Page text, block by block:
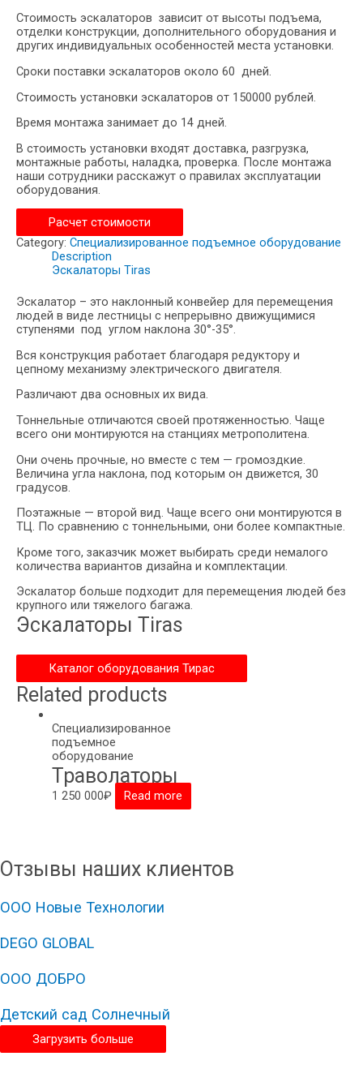
Стоимость эскалаторов зависит от высоты подъема,
отделки конструкции, дополнительного оборудования и
других индивидуальных особенностей места установки.
Сроки поставки эскалаторов около 60 дней.
Стоимость установки эскалаторов от 150000 рублей.
Время монтажа занимает до 14 дней.
В стоимость установки входят доставка, разгрузка,
монтажные работы, наладка, проверка. После монтажа
наши сотрудники расскажут о правилах эксплуатации
оборудования.
Расчет стоимости
Category: Специализированное подъемное оборудование
Description
Эскалаторы Tiras
Эскалатор – это наклонный конвейер для перемещения
людей в виде лестницы с непрерывно движущимися
ступенями под углом наклона 30°-35°.
Вся конструкция работает благодаря редуктору и
цепному механизму электрического двигателя.
Различают два основных их вида.
Тоннельные отличаются своей протяженностью. Чаще
всего они монтируются на станциях метрополитена.
Они очень прочные, но вместе с тем — громоздкие.
Величина угла наклона, под которым он движется, 30
градусов.
Поэтажные — второй вид. Чаще всего они монтируются в
ТЦ. По сравнению с тоннельными, они более компактные.
Кроме того, заказчик может выбирать среди немалого
количества вариантов дизайна и комплектации.
Эскалатор больше подходит для перемещения людей без
крупного или тяжелого багажа.
Эскалаторы Tiras
Каталог оборудования Тирас
Related products
Специализированное
подъемное
оборудование
Траволаторы
1 250 000₽ Read more
Отзывы наших клиентов
ООО Новые Технологии
DEGO GLOBAL
ООО ДОБРО
Детский сад Солнечный
Загрузить больше